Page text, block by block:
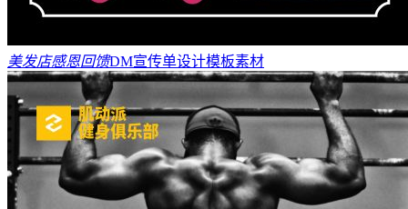
美发店感恩回馈DM宣传单设计模板素材